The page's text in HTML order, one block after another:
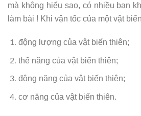
mà không hiểu sao, có nhiều bạn
làm bài ! Khi vận tốc của một vật
động lượng của vật biến thiên;
thế năng của vật biến thiên;
động năng của vật biến thiên;
cơ năng của vật biến thiên.